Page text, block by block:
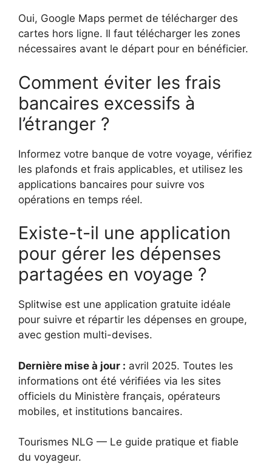
Oui, Google Maps permet de télécharger des
cartes hors ligne. Il faut télécharger les zones
nécessaires avant le départ pour en bénéficier.
Comment éviter les frais
bancaires excessifs à
l’étranger ?
Informez votre banque de votre voyage, vérifiez
les plafonds et frais applicables, et utilisez les
applications bancaires pour suivre vos
opérations en temps réel.
Existe-t-il une application
pour gérer les dépenses
partagées en voyage ?
Splitwise est une application gratuite idéale
pour suivre et répartir les dépenses en groupe,
avec gestion multi-devises.
Dernière mise à jour : avril 2025. Toutes les
informations ont été vérifiées via les sites
officiels du Ministère français, opérateurs
mobiles, et institutions bancaires.
Tourismes NLG — Le guide pratique et fiable
du voyageur.